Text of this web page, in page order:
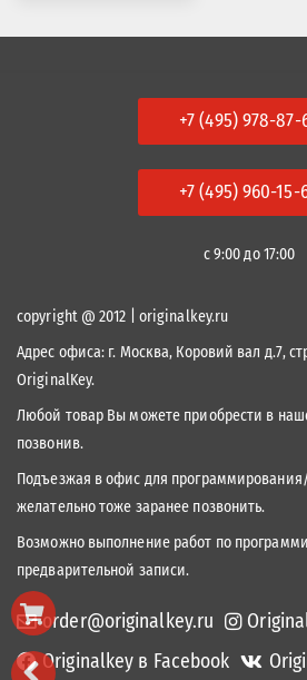
+7 (495) 978-87-
+7 (495) 960-15-
с 9:00 до 17:00
copyright @ 2012 | originalkey.ru
Адрес офиса: г. Москва, Коровий вал д.7,
OriginalKey.
Любой товар Вы можете приобрести в
позвонив.
Подъезжая в офис для
желательно тоже заранее позвонить.
Возможно выполнение работ по
предварительной записи.
order@originalkey.ru
Originalkey в Facebook